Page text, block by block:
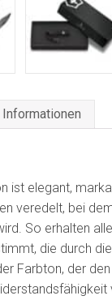
ist elegant,
veredelt, bei
So erhalten
die durch
Farbton, der